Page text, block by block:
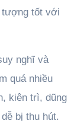
tượng tốt với
nghĩ và
quá nhiều
kiên trì, dũng
bị thu hút.